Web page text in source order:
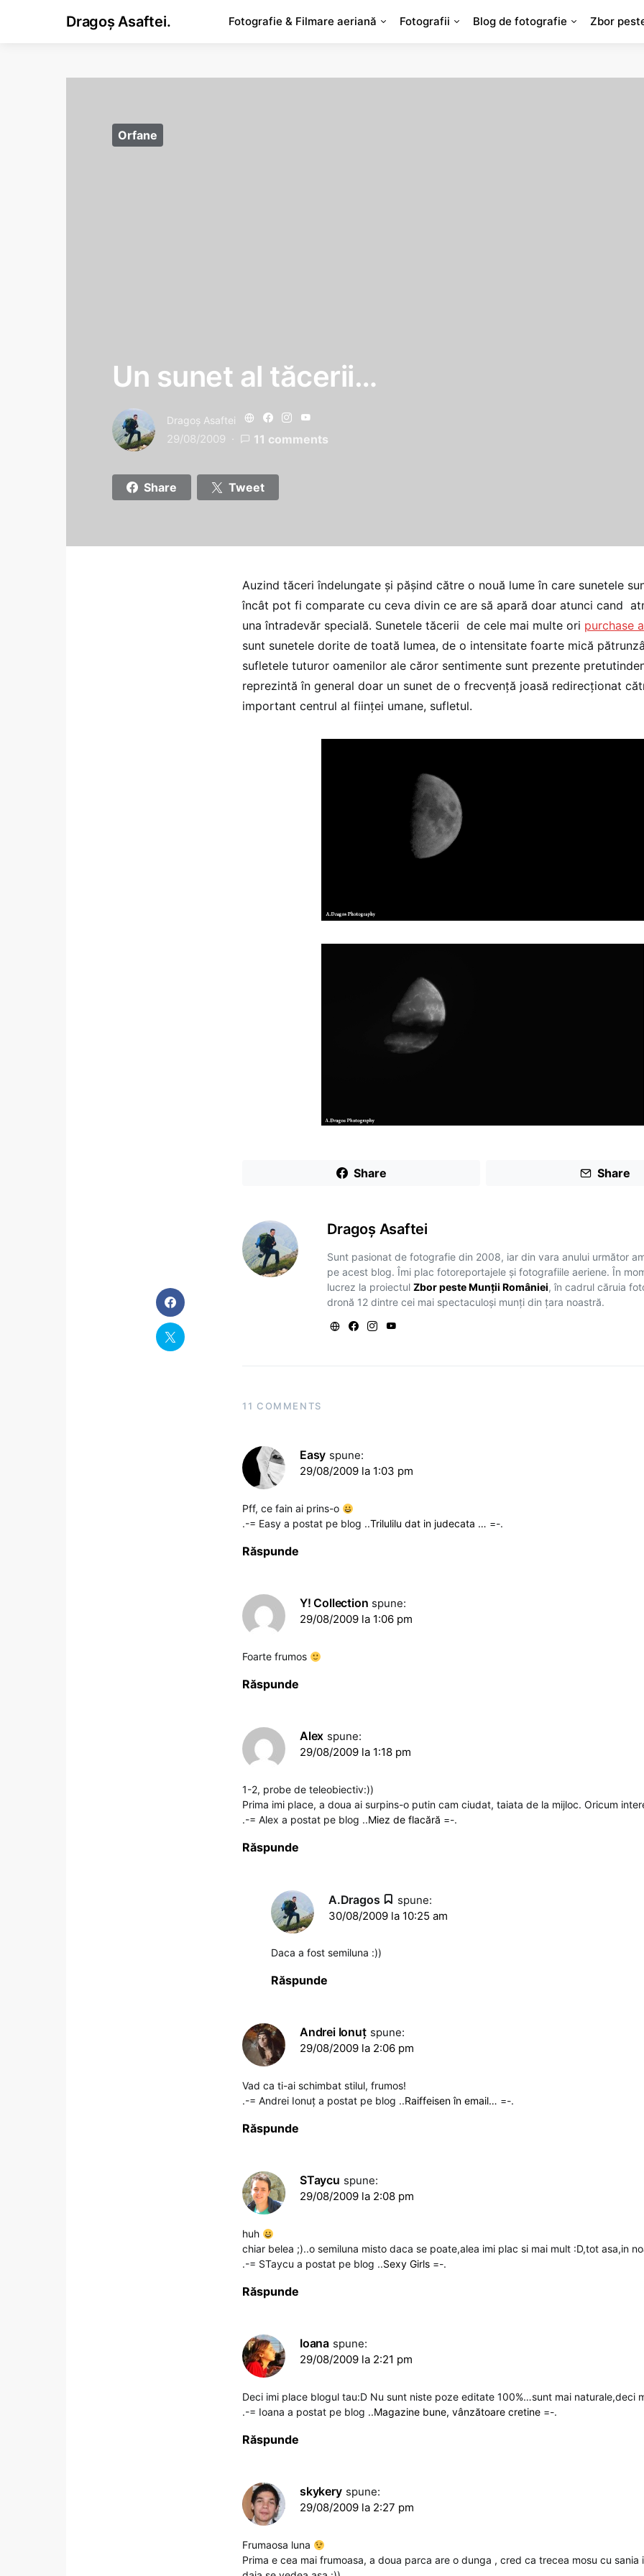
Dragoș Asaftei. Fotografie & Filmare aeriană Fotografii Blog de fotografie Zbor
Orfane
Un sunet al tăcerii…
Dragoş Asaftei
29/08/2009 11 comments
Share Tweet
Auzind tăceri îndelungate şi păşind către o nouă lume în care sunetele
încât pot fi comparate cu ceva divin ce are să apară doar atunci cand
una întradevăr specială. Sunetele tăcerii de cele mai multe ori purchase
sunt sunetele dorite de toată lumea, de o intensitate foarte mică
sufletele tuturor oamenilor ale căror sentimente sunt prezente
reprezintă în general doar un sunet de o frecvenţă joasă redirecţionat
important centrul al fiinţei umane, sufletul.
Share Share
Dragoş Asaftei
Sunt pasionat de fotografie din 2008, iar din vara anului următor
pe acest blog. Îmi plac fotoreportajele și fotografiile aeriene. În
lucrez la proiectulZbor peste Munții României, în cadrul căruia
dronă 12 dintre cei mai spectaculoși munți din țara noastră.
11 COMMENTS
Easy spune:
29/08/2009 la 1:03 pm
Pff, ce fain ai prins-o
.-= Easy a postat pe blog ..Trilulilu dat in judecata … =-.
Răspunde
Y! Collection spune:
29/08/2009 la 1:06 pm
Foarte frumos
Răspunde
Alex spune:
29/08/2009 la 1:18 pm
1-2, probe de teleobiectiv:))
Prima imi place, a doua ai surpins-o putin cam ciudat, taiata de la mijloc. Oricum
.-= Alex a postat pe blog ..Miez de flacără =-.
Răspunde
A.Dragos
spune:
30/08/2009 la 10:25 am
Daca a fost semiluna :))
Răspunde
Andrei Ionuţ spune:
29/08/2009 la 2:06 pm
Vad ca ti-ai schimbat stilul, frumos!
.-= Andrei Ionuţ a postat pe blog ..Raiffeisen în email… =-.
Răspunde
STaycu spune:
29/08/2009 la 2:08 pm
huh
chiar belea ;)..o semiluna misto daca se poate,alea imi plac si mai mult :D,tot asa,in
.-= STaycu a postat pe blog ..Sexy Girls =-.
Răspunde
Ioana spune:
29/08/2009 la 2:21 pm
Deci imi place blogul tau:D Nu sunt niste poze editate 100%…sunt mai naturale,deci
.-= Ioana a postat pe blog ..Magazine bune, vânzătoare cretine =-.
Răspunde
skykery spune:
29/08/2009 la 2:27 pm
Frumaosa luna
Prima e cea mai frumoasa, a doua parca are o dunga , cred ca trecea mosu cu sania